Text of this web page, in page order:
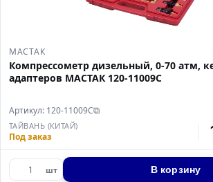
МАСТАК
Компрессометр дизельный, 0-70 атм,
адаптеров МАСТАК 120-11009C
Артикул: 120-11009C⧉
ТАЙВАНЬ (КИТАЙ)
Под заказ
шт В корзину